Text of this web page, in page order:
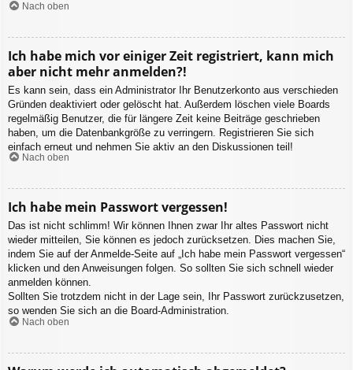
Nach oben
Ich habe mich vor einiger Zeit registriert, kann mich
aber nicht mehr anmelden?!
Es kann sein, dass ein Administrator Ihr Benutzerkonto aus verschieden
Gründen deaktiviert oder gelöscht hat. Außerdem löschen viele Boards
regelmäßig Benutzer, die für längere Zeit keine Beiträge geschrieben
haben, um die Datenbankgröße zu verringern. Registrieren Sie sich
einfach erneut und nehmen Sie aktiv an den Diskussionen teil!
Nach oben
Ich habe mein Passwort vergessen!
Das ist nicht schlimm! Wir können Ihnen zwar Ihr altes Passwort nicht
wieder mitteilen, Sie können es jedoch zurücksetzen. Dies machen Sie,
indem Sie auf der Anmelde-Seite auf „Ich habe mein Passwort vergessen“
klicken und den Anweisungen folgen. So sollten Sie sich schnell wieder
anmelden können.
Sollten Sie trotzdem nicht in der Lage sein, Ihr Passwort zurückzusetzen,
so wenden Sie sich an die Board-Administration.
Nach oben